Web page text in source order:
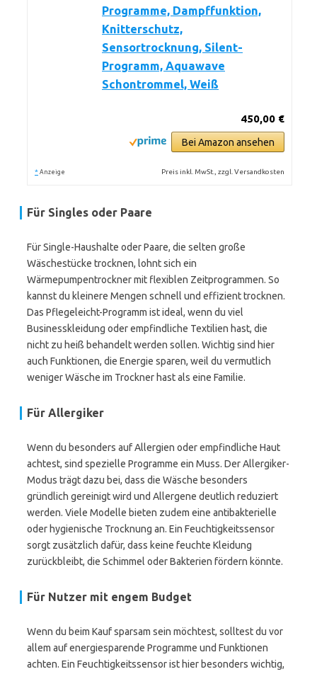
Programme, Dampffunktion,
Knitterschutz,
Sensortrocknung, Silent-
Programm, Aquawave
Schontrommel, Weiß
450,00 €
Bei Amazon ansehen
* Anzeige Preis inkl. MwSt., zzgl. Versandkosten
Für Singles oder Paare
Für Single-Haushalte oder Paare, die selten große
Wäschestücke trocknen, lohnt sich ein
Wärmepumpentrockner mit flexiblen Zeitprogrammen. So
kannst du kleinere Mengen schnell und effizient trocknen.
Das Pflegeleicht-Programm ist ideal, wenn du viel
Businesskleidung oder empfindliche Textilien hast, die
nicht zu heiß behandelt werden sollen. Wichtig sind hier
auch Funktionen, die Energie sparen, weil du vermutlich
weniger Wäsche im Trockner hast als eine Familie.
Für Allergiker
Wenn du besonders auf Allergien oder empfindliche Haut
achtest, sind spezielle Programme ein Muss. Der Allergiker-
Modus trägt dazu bei, dass die Wäsche besonders
gründlich gereinigt wird und Allergene deutlich reduziert
werden. Viele Modelle bieten zudem eine antibakterielle
oder hygienische Trocknung an. Ein Feuchtigkeitssensor
sorgt zusätzlich dafür, dass keine feuchte Kleidung
zurückbleibt, die Schimmel oder Bakterien fördern könnte.
Für Nutzer mit engem Budget
Wenn du beim Kauf sparsam sein möchtest, solltest du vor
allem auf energiesparende Programme und Funktionen
achten. Ein Feuchtigkeitssensor ist hier besonders wichtig,